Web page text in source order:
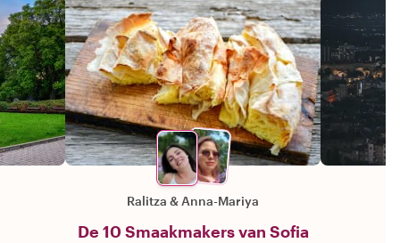
Ralitza & Anna-Mariya
De 10 Smaakmakers van Sofia